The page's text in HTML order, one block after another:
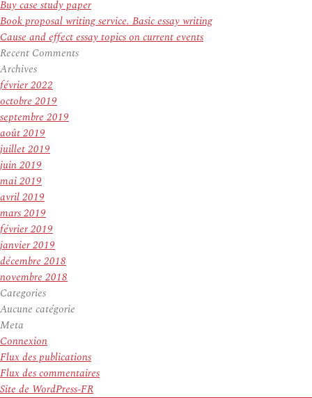
Buy case study paper
Book proposal writing service. Basic essay writing
Cause and effect essay topics on current events
Recent Comments
Archives
février 2022
octobre 2019
septembre 2019
août 2019
juillet 2019
juin 2019
mai 2019
avril 2019
mars 2019
février 2019
janvier 2019
décembre 2018
novembre 2018
Categories
Aucune catégorie
Meta
Connexion
Flux des publications
Flux des commentaires
Site de WordPress-FR